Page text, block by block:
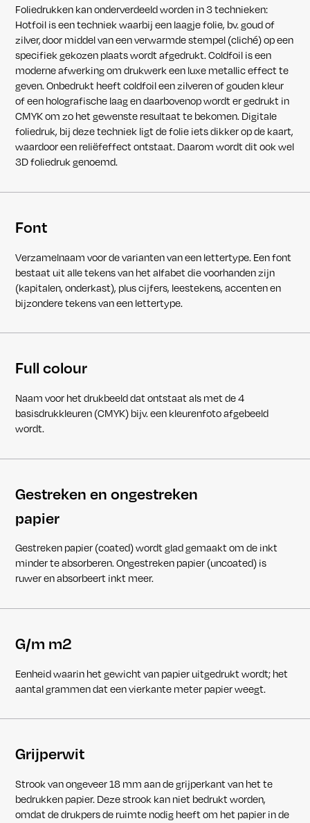
Foliedrukken kan onderverdeeld worden in 3 technieken:
Hotfoil is een techniek waarbij een laagje folie, bv. goud of
zilver, door middel van een verwarmde stempel (cliché) op een
specifiek gekozen plaats wordt afgedrukt. Coldfoil is een
moderne afwerking om drukwerk een luxe metallic effect te
geven. Onbedrukt heeft coldfoil een zilveren of gouden kleur
of een holografische laag en daarbovenop wordt er gedrukt in
CMYK om zo het gewenste resultaat te bekomen. Digitale
foliedruk, bij deze techniek ligt de folie iets dikker op de kaart,
waardoor een reliëfeffect ontstaat. Daarom wordt dit ook wel
3D foliedruk genoemd.
Font
Verzamelnaam voor de varianten van een lettertype. Een font
bestaat uit alle tekens van het alfabet die voorhanden zijn
(kapitalen, onderkast), plus cijfers, leestekens, accenten en
bijzondere tekens van een lettertype.
Full colour
Naam voor het drukbeeld dat ontstaat als met de 4
basisdrukkleuren (CMYK) bijv. een kleurenfoto afgebeeld
wordt.
Gestreken en ongestreken
papier
Gestreken papier (coated) wordt glad gemaakt om de inkt
minder te absorberen. Ongestreken papier (uncoated) is
ruwer en absorbeert inkt meer.
G/m m2
Eenheid waarin het gewicht van papier uitgedrukt wordt; het
aantal grammen dat een vierkante meter papier weegt.
Grijperwit
Strook van ongeveer 18 mm aan de grijperkant van het te
bedrukken papier. Deze strook kan niet bedrukt worden,
omdat de drukpers de ruimte nodig heeft om het papier in de